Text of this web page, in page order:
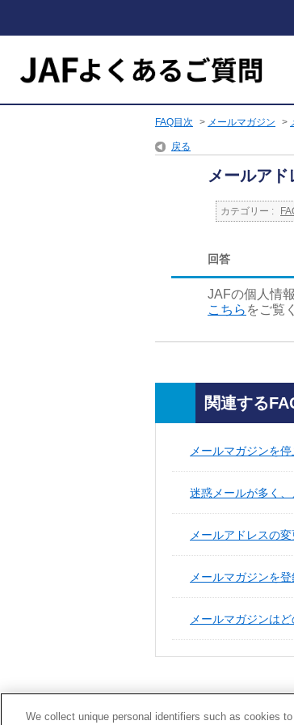
FAQ目次 > メールマガジン >
戻る
メールアド
カテゴリー :
回答
JAFの個人情
こちら をご覧
関連する
メールマガジンを
迷惑メールが多く
メールアドレスの
メールマガジンを登
メールマガジンは
We collect unique personal identifiers such as cookies